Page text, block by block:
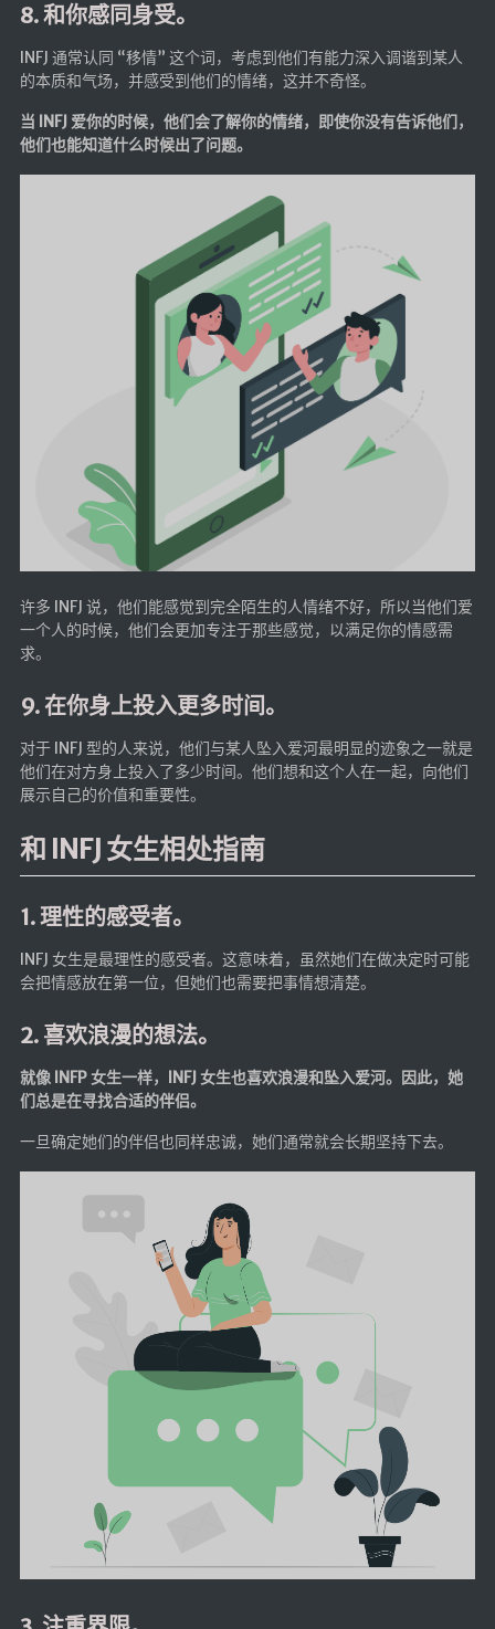
8. 和你感同身受。
INFJ 通常认同 “移情” 这个词，考虑到他们有能力深入调谐到某人
的本质和气场，并感受到他们的情绪，这并不奇怪。
当 INFJ 爱你的时候，他们会了解你的情绪，即使你没有告诉他们，
他们也能知道什么时候出了问题。
许多 INFJ 说，他们能感觉到完全陌生的人情绪不好，所以当他们爱
一个人的时候，他们会更加专注于那些感觉，以满足你的情感需
求。
9. 在你身上投入更多时间。
对于 INFJ 型的人来说，他们与某人坠入爱河最明显的迹象之一就是
他们在对方身上投入了多少时间。他们想和这个人在一起，向他们
展示自己的价值和重要性。
和 INFJ 女生相处指南
1. 理性的感受者。
INFJ 女生是最理性的感受者。这意味着，虽然她们在做决定时可能
会把情感放在第一位，但她们也需要把事情想清楚。
2. 喜欢浪漫的想法。
就像 INFP 女生一样，INFJ 女生也喜欢浪漫和坠入爱河。因此，她
们总是在寻找合适的伴侣。
一旦确定她们的伴侣也同样忠诚，她们通常就会长期坚持下去。